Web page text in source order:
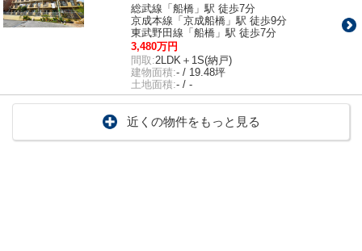
総武線「船橋」駅 徒歩7分
京成本線「京成船橋」駅 徒歩9分
東武野田線「船橋」駅 徒歩7分
3,480万円
間取:2LDK＋1S(納戸)
建物面積:- / 19.48坪
土地面積:- / -
近くの物件をもっと見る